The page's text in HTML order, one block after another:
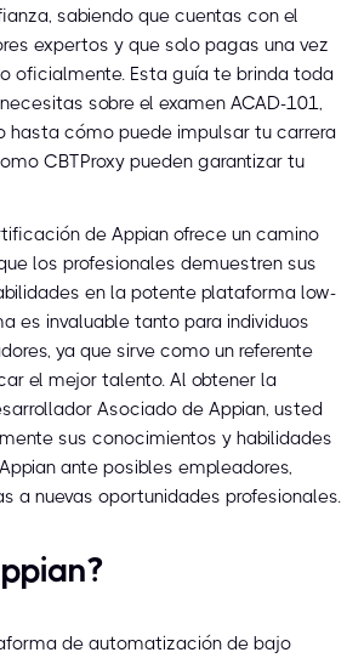
sabiendo que cuentas con el
expertos y que solo pagas una vez
oficialmente. Esta guía te brinda toda
sobre el examen ACAD-101,
hasta cómo puede impulsar tu carrera
CBTProxy pueden garantizar tu
de Appian ofrece un camino
los profesionales demuestren sus
en la potente plataforma low-
es invaluable tanto para individuos
ya que sirve como un referente
el mejor talento. Al obtener la
Asociado de Appian, usted
sus conocimientos y habilidades
ante posibles empleadores,
a nuevas oportunidades profesionales.
de automatización de bajo